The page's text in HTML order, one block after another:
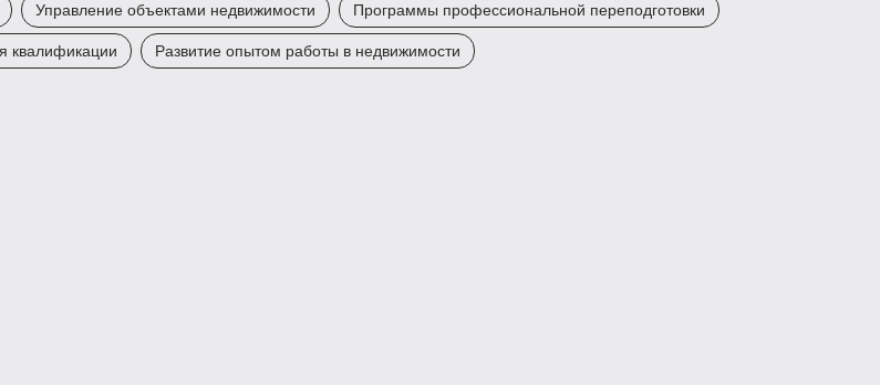
Управление объектами недвижимости Программы профессиональной переподготовки
квалификации Развитие опытом работы в недвижимости